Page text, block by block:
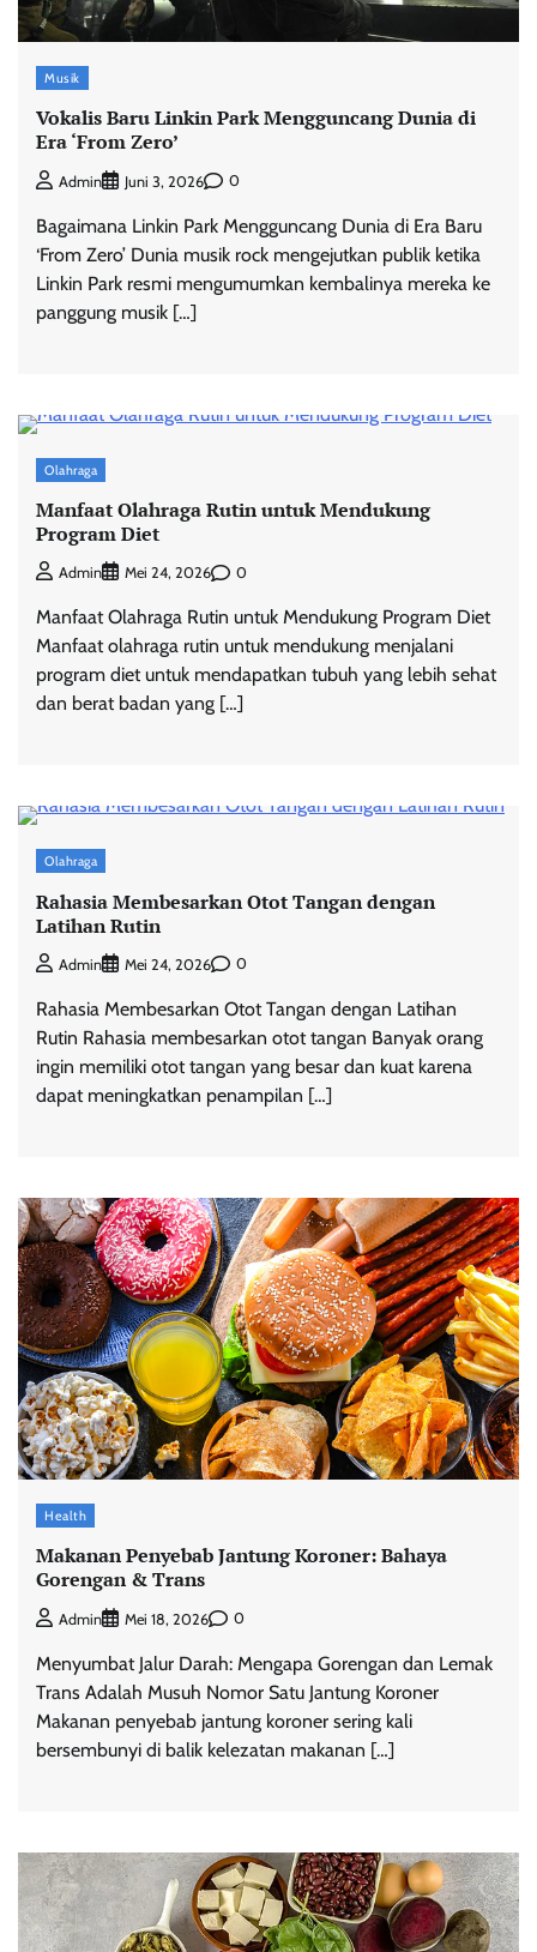
Musik
Vokalis Baru Linkin Park Mengguncang Dunia di
Era ‘From Zero’
Admin Juni 3, 2026 0
Bagaimana Linkin Park Mengguncang Dunia di Era Baru
‘From Zero’ Dunia musik rock mengejutkan publik ketika
Linkin Park resmi mengumumkan kembalinya mereka ke
panggung musik […]
Olahraga
Manfaat Olahraga Rutin untuk Mendukung
Program Diet
Admin Mei 24, 2026 0
Manfaat Olahraga Rutin untuk Mendukung Program Diet
Manfaat olahraga rutin untuk mendukung menjalani
program diet untuk mendapatkan tubuh yang lebih sehat
dan berat badan yang […]
Olahraga
Rahasia Membesarkan Otot Tangan dengan
Latihan Rutin
Admin Mei 24, 2026 0
Rahasia Membesarkan Otot Tangan dengan Latihan
Rutin Rahasia membesarkan otot tangan Banyak orang
ingin memiliki otot tangan yang besar dan kuat karena
dapat meningkatkan penampilan […]
Health
Makanan Penyebab Jantung Koroner: Bahaya
Gorengan & Trans
Admin Mei 18, 2026 0
Menyumbat Jalur Darah: Mengapa Gorengan dan Lemak
Trans Adalah Musuh Nomor Satu Jantung Koroner
Makanan penyebab jantung koroner sering kali
bersembunyi di balik kelezatan makanan […]